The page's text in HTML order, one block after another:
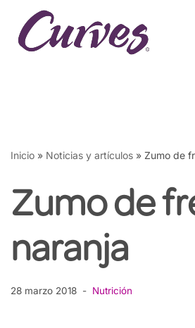
Saltar
Inicio » Noticias y artículos » Zumo de
Zumo de
naranja
28 marzo 2018 Nutrición